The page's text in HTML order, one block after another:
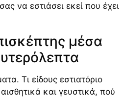
να εστιάσει εκεί που έχει
μέσα
Τι είδους εστιατόριο
αισθητικά και γευστικά, πού